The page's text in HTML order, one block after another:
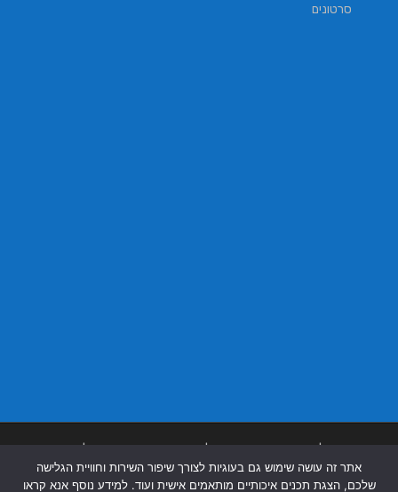
סרטונים
בבאר שבע |
אתר זה עושה שימוש גם בעוגיות לצורך שיפור השירות וחוויית הגלישה
שלכם, הצגת תכנים איכותיים מותאמים אישית ועוד. למידע נוסף אנא קראו